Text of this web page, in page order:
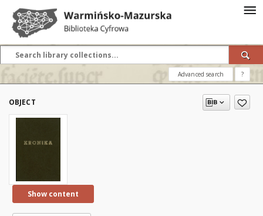
Advanced search ?
OBJECT
Show content